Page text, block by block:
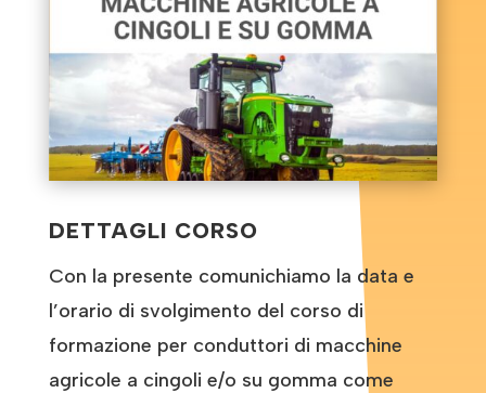
DETTAGLI CORSO
Con la presente comunichiamo la data e
l’orario di svolgimento del corso di
formazione per conduttori di macchine
agricole a cingoli e/o su gomma come